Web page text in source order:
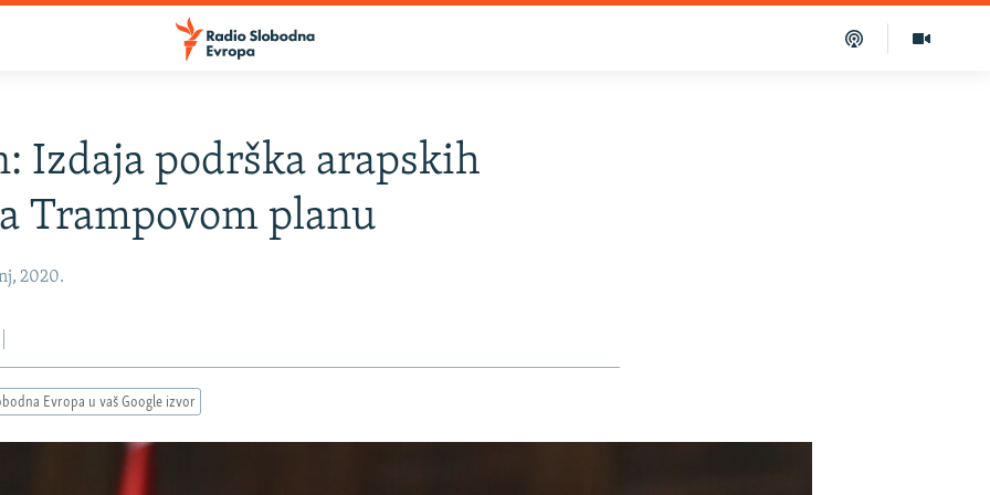
Izdaja podrška arapskih
Trampovom planu
2020.
Evropa u vaš Google izvor